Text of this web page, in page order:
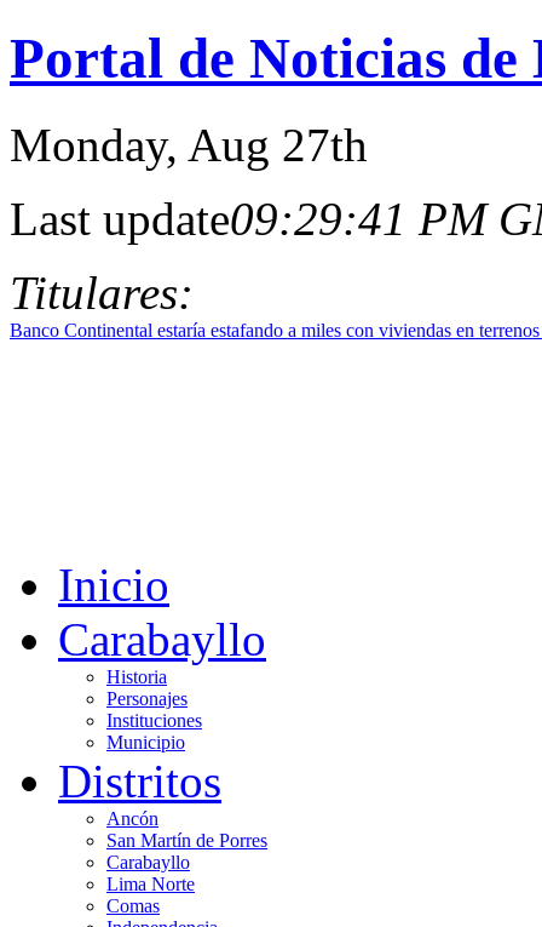
Portal de Noticias
Monday, Aug 27th
Last update09:29:41 PM
Titulares:
Banco Continental estaría estafando a miles con viviendas en
Inicio
Carabayllo
Historia
Personajes
Instituciones
Municipio
Distritos
Ancón
San Martín de Porres
Carabayllo
Lima Norte
Comas